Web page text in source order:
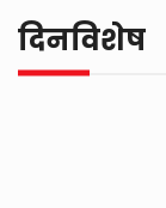
दिनविशेष